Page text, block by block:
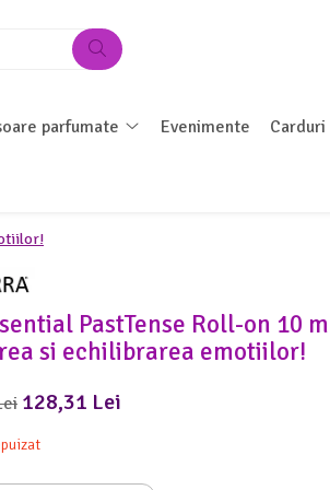
parfumate Evenimente
PastTense Roll-on 10
si echilibrarea emotiilor!
128,31 Lei